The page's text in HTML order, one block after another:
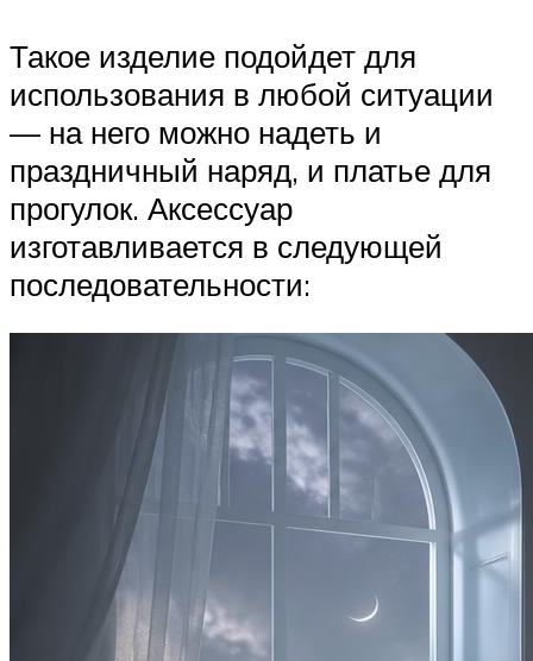
Такое изделие подойдет для
использования в любой ситуации
— на него можно надеть и
праздничный наряд, и платье для
прогулок. Аксессуар
изготавливается в следующей
последовательности: